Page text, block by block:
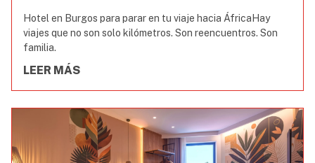
Hotel en Burgos para parar en tu viaje hacia ÁfricaHay
viajes que no son solo kilómetros. Son reencuentros. Son
familia.
LEER MÁS